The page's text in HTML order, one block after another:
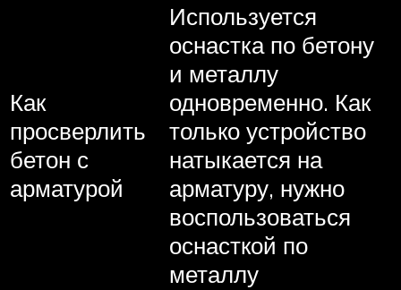
Как
просверлить
бетон с
арматурой
Используется
оснастка по бетону
и металлу
одновременно. Как
только устройство
натыкается на
арматуру, нужно
воспользоваться
оснасткой по
металлу